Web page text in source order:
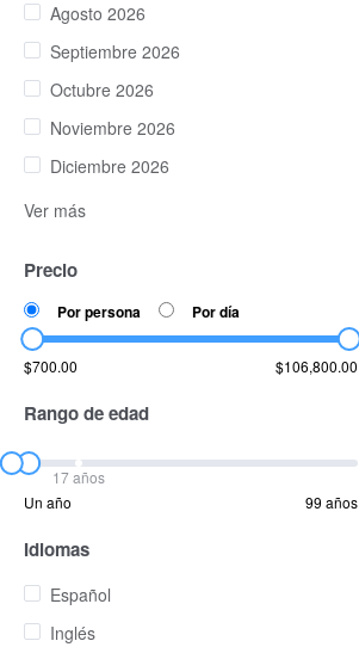
Agosto 2026
Septiembre 2026
Octubre 2026
Noviembre 2026
Diciembre 2026
Ver más
Precio
Por persona Por día
$700.00 $106,800.00
Rango de edad
17 años
Un año
99 años
Idiomas
Español
Inglés